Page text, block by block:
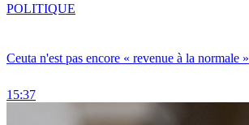
Ceuta n'est pas encore « revenue à la normale »
15:37
POLITIQUE